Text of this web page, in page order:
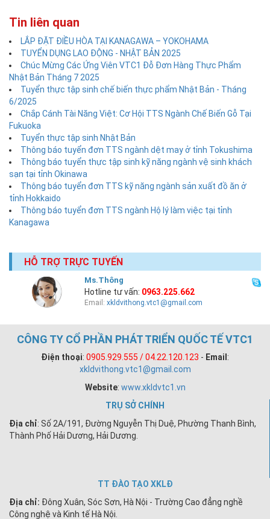
Tin liên quan
LẮP ĐẶT ĐIỀU HÒA TẠI KANAGAWA – YOKOHAMA
TUYỂN DỤNG LAO ĐỘNG - NHẬT BẢN 2025
Chúc Mừng Các Ứng Viên VTC1 Đỗ Đơn Hàng Thực Phẩm
Nhật Bản Tháng 7 2025
Tuyển thực tập sinh chế biến thực phẩm Nhật Bản - Tháng
6/2025
Chắp Cánh Tài Năng Việt: Cơ Hội TTS Ngành Chế Biến Gỗ Tại
Fukuoka
Tuyển thực tập sinh Nhật Bản
Thông báo tuyển đơn TTS ngành dệt may ở tỉnh Tokushima
Thông báo tuyển thực tập sinh kỹ năng ngành vệ sinh khách
sạn tại tỉnh Okinawa
Thông báo tuyển đơn TTS kỹ năng ngành sản xuất đồ ăn ở
tỉnh Hokkaido
Thông báo tuyển đơn TTS ngành Hộ lý làm việc tại tỉnh
Kanagawa
HỖ TRỢ TRỰC TUYẾN
Ms.Thông
Hotline tư vấn: 0963.225.662
Email:xkldvithong.vtc1@gmail.com
CÔNG TY CỔ PHẦN PHÁT TRIỂN QUỐC TẾ VTC1
Điện thoại: 0905.929.555 / 04.22.120.123 - Email :
xkldvithong.vtc1@gmail.com
Website: www.xkldvtc1.vn
TRỤ SỞ CHÍNH
Địa chỉ: Số 2A/191, Đường Nguyễn Thị Duệ, Phường Thanh Bình,
Thành Phố Hải Dương, Hải Dương.
TT ĐÀO TẠO XKLĐ
Địa chỉ: Đông Xuân, Sóc Sơn, Hà Nội - Trường Cao đẳng nghề
Công nghệ và Kinh tế Hà Nội.